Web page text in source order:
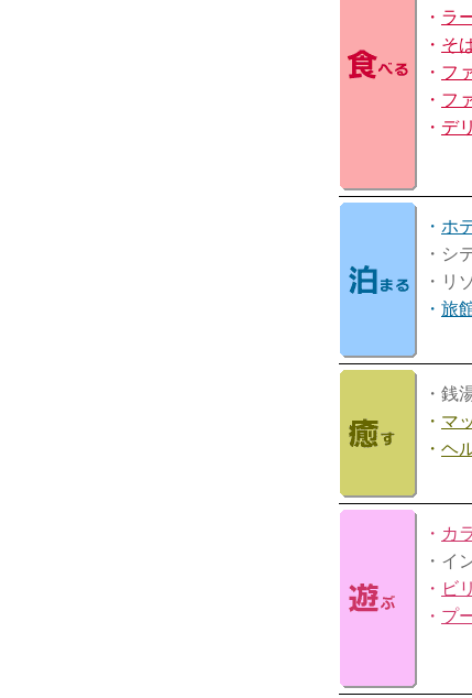
・ ラ
・ そ
・ フ
・ フ
・ デ
・ ホ
・シ
・リ
・ 旅
・銭
・ マ
・ ヘ
・ カ
・イ
・ ビ
・ プ